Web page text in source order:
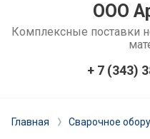
Способы оплаты
Ремонт и услуги
ООО
Комплексные поставки
+ 7 (343)
Главная Сварочное